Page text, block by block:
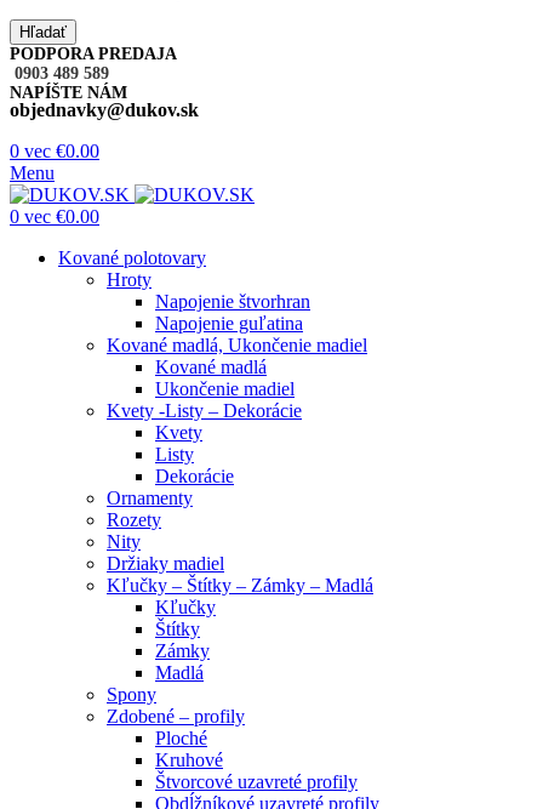
Hľadať
PODPORA PREDAJA
0903 489 589
NAPÍŠTE NÁM
objednavky@dukov.sk
0 vec €0.00
Menu
0 vec €0.00
Kované polotovary
Hroty
Napojenie štvorhran
Napojenie guľatina
Kované madlá, Ukončenie madiel
Kované madlá
Ukončenie madiel
Kvety -Listy – Dekorácie
Kvety
Listy
Dekorácie
Ornamenty
Rozety
Nity
Držiaky madiel
Kľučky – Štítky – Zámky – Madlá
Kľučky
Štítky
Zámky
Madlá
Spony
Zdobené – profily
Ploché
Kruhové
Štvorcové uzavreté profily
Obdĺžníkové uzavreté profily